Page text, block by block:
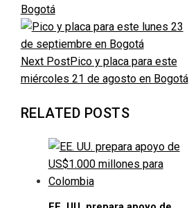
Bogotá
Next PostPico y placa para este
miércoles 21 de agosto en Bogotá
RELATED POSTS